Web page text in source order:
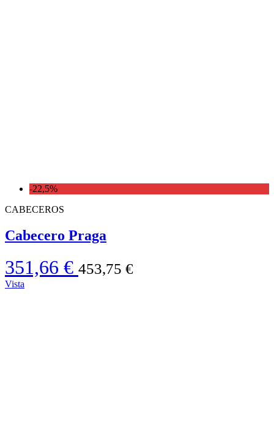
-22,5%
CABECEROS
Cabecero Praga
351,66 € 453,75 €
Vista